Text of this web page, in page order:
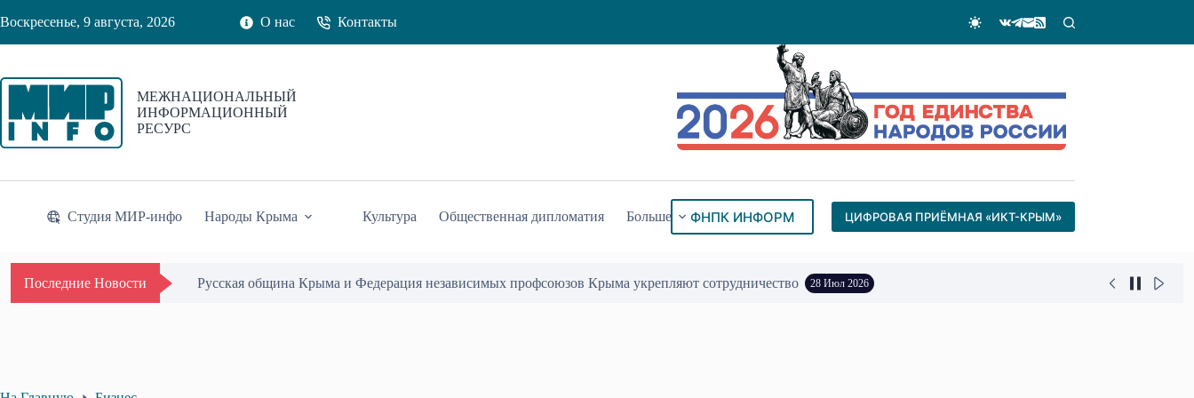
к
Воскресенье, 9 августа, 2026 О нас Контакты
МЕЖНАЦИОНАЛЬНЫЙ
ИНФОРМАЦИОННЫЙ
РЕСУРС
Студия МИР-инфо Народы Крыма Культура Общественная дипломатия Больше ФНПК ИНФОРМ ЦИФРОВАЯ ПРИЁМНАЯ «ИКТ-КРЫМ»
Последние Новости Русская община Крыма и Федерация независимых профсоюзов Крыма укрепляют сотрудничество 28 Июл 2026